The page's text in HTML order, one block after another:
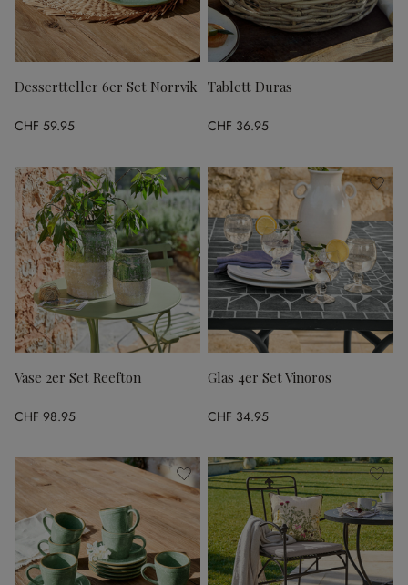
Dessertteller 6er Set Norrvik
CHF 59.95
Tablett Duras
CHF 36.95
Vase 2er Set Reefton
CHF 98.95
Glas 4er Set Vinoros
CHF 34.95